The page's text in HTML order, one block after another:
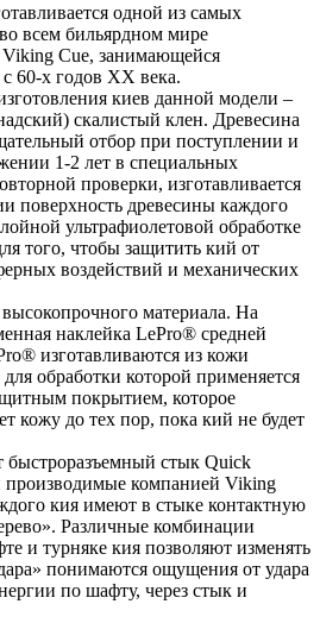
одной из самых
всем бильярдном мире
Cue, занимающейся
60-х годов ХХ века.
киев данной модели –
скалистый клен. Древесина
отбор при поступлении и
1-2 лет в специальных
проверки, изготавливается
поверхность древесины каждого
ультрафиолетовой обработке
того, чтобы защитить кий от
воздействий и механических
материала. На
наклейка LePro® средней
изготавливаются из кожи
обработки которой применяется
покрытием, которое
кожу до тех пор, пока кий не будет
быстроразъемный стык Quick
производимые компанией Viking
кия имеют в стыке контактную
Различные комбинации
и турняке кия позволяют изменять
понимаются ощущения от удара
по шафту, через стык и